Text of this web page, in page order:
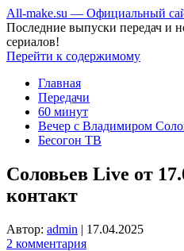
All-make.su — Официальный
Последние выпуски передач и
сериалов!
Перейти к содержимому
Главная
Передачи
60 минут
Вечер с Владимиром
Бесогон ТВ
Соловьев Live от
контакт
Автор: admin | 17.04.2025
2 комментария